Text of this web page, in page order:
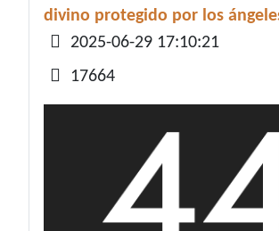
divino protegido por los
Detalles
2025-06-29 17:10:21
17664